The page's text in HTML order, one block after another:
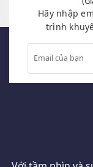
Hãy nhập
trình